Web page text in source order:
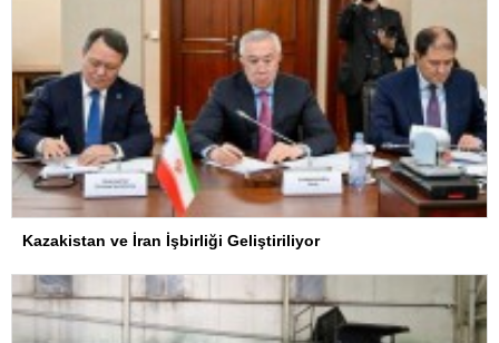
Kazakistan ve İran İşbirliği Geliştiriliyor